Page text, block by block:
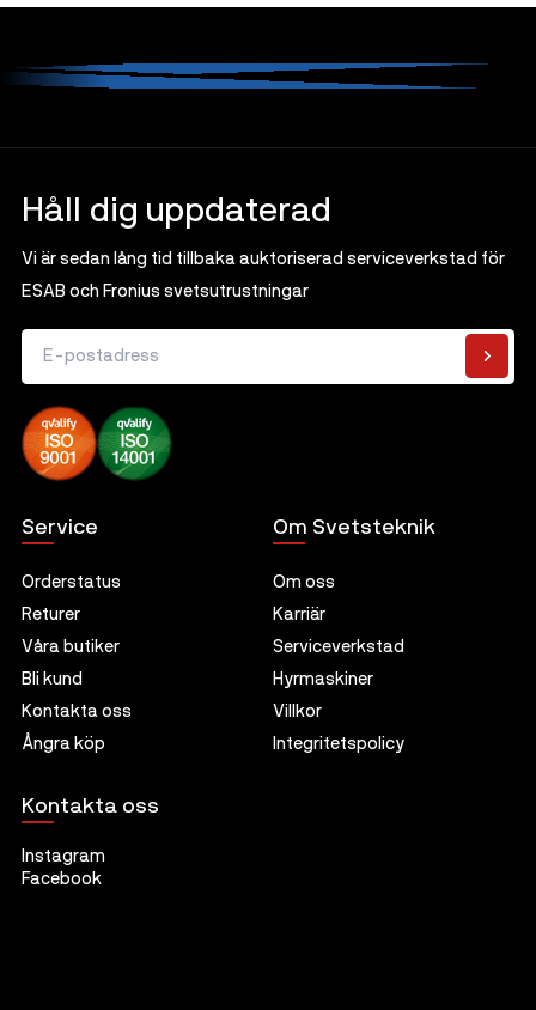
Håll dig uppdaterad
Vi är sedan lång tid tillbaka auktoriserad serviceverkstad för
ESAB och Fronius svetsutrustningar
E-postadress
Service
Orderstatus
Returer
Våra butiker
Bli kund
Kontakta oss
Ångra köp
Om Svetsteknik
Om oss
Karriär
Serviceverkstad
Hyrmaskiner
Villkor
Integritetspolicy
Kontakta oss
Instagram
Facebook